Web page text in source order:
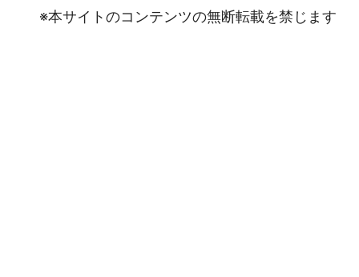
※本サイトのコンテンツの無断転載を禁じます